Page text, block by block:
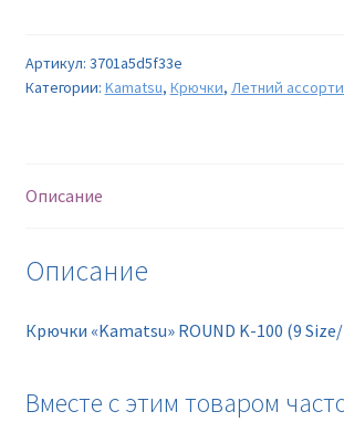
ROUND
K-
Pcs)
Артикул: 3701a5d5f33e
Категории: Kamatsu, Крючки, Летний
Описание
Описание
Крючки «Kamatsu» ROUND K-100 (9
Вместе с этим товаром